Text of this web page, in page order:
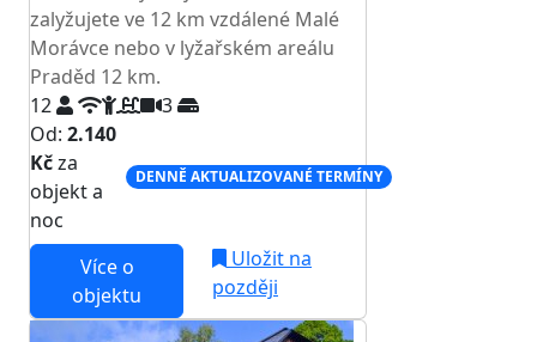
zalyžujete ve 12 km vzdálené Malé
Morávce nebo v lyžařském areálu
Praděd 12 km.
12
3
Od: 2.140
Kčza
objekt a
noc
DENNĚ AKTUALIZOVANÉ TERMÍNY
Více o
objektu
Uložit na
později